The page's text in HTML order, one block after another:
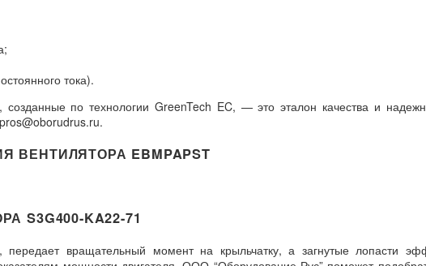
тока).
созданные по технологии GreenTech EC, — это эталон качества и
EBMPAPST
S3G400-KA22-71
передает вращательный момент на крыльчатку, а загнутые лопасти